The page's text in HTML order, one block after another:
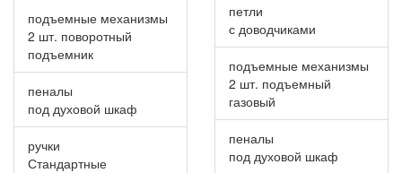
подъемные механизмы
2 шт. поворотный
подъемник
пеналы
под духовой шкаф
ручки
Стандартные
петли
с доводчиками
подъемные механизмы
2 шт. подъемный
газовый
пеналы
под духовой шкаф